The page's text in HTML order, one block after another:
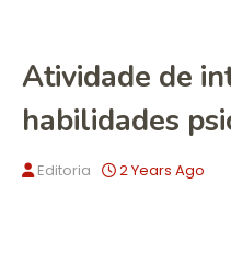
Atividade de
habilidades
Editoria 2 Years Ago